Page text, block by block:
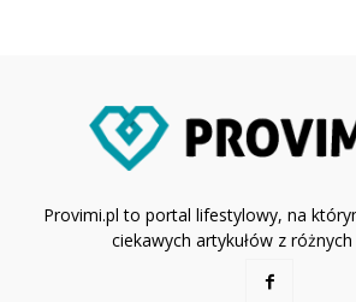
Provimi.pl to portal lifestylowy, na
ciekawych artykułów z